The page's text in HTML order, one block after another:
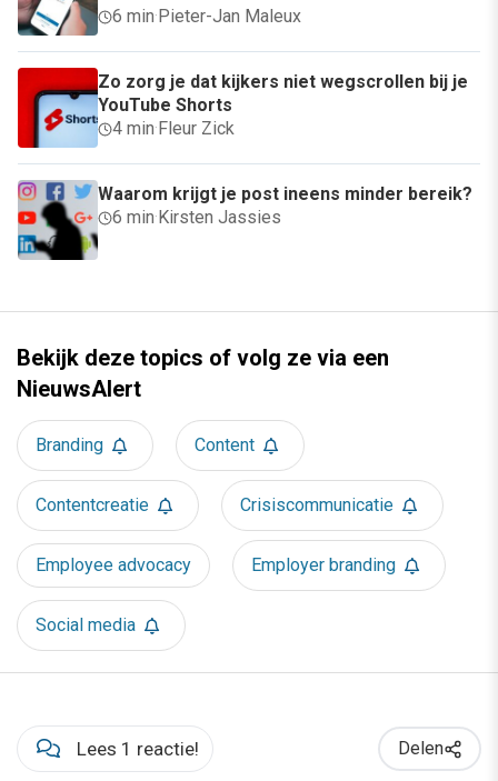
6 min· Pieter-Jan Maleux
Zo zorg je dat kijkers niet wegscrollen bij je
YouTube Shorts
4 min· Fleur Zick
Waarom krijgt je post ineens minder bereik?
6 min· Kirsten Jassies
Bekijk deze topics of volg ze via een
NieuwsAlert
Branding Content
Contentcreatie Crisiscommunicatie
Employee advocacy Employer branding
Social media
Lees 1 reactie! Delen